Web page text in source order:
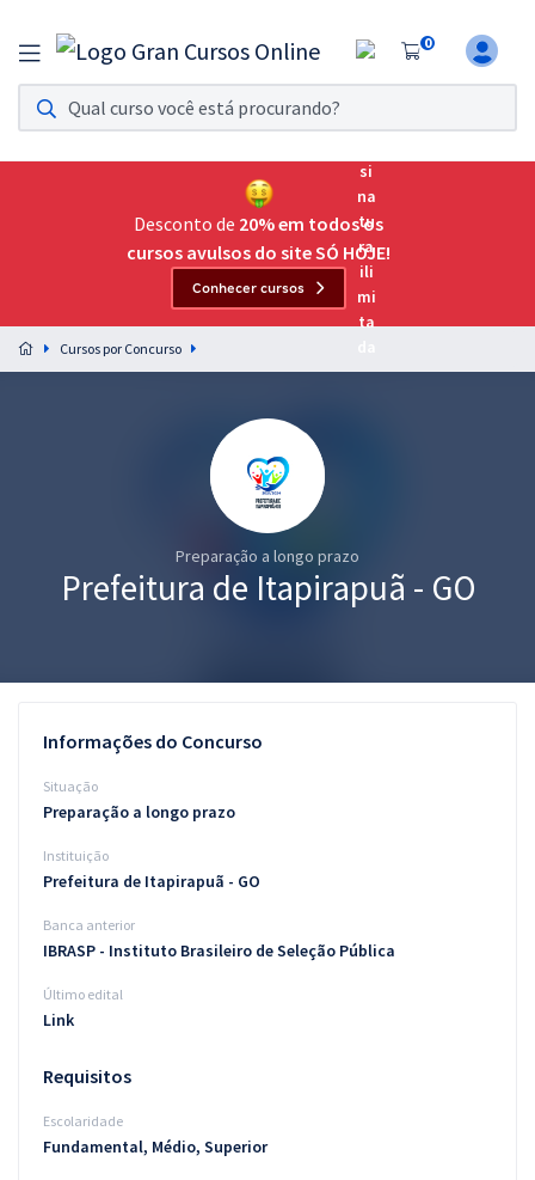
0
Assinatura Ilimitada 11
Acesso a todos os cursos. Teste grátis por 7 dias!
Assinatura OAB Até Passar
Acesso ilimitado a toda preparação para o Exame da
Preparação completa e intensiva para as principais
residências em saúde do Brasil
Graduação
Questões grátis
Blog
Aprovados
Atendimento
Desconto de 20% em todos os
cursos avulsos do site SÓ HOJE!
Conhecer cursos
Cursos por Concurso
Preparação a longo prazo
Prefeitura de Itapirapuã - GO
Informações do Concurso
Situação
Preparação a longo prazo
Instituição
Prefeitura de Itapirapuã - GO
Banca anterior
IBRASP - Instituto Brasileiro de Seleção Pública
Último edital
Link
Requisitos
Escolaridade
Fundamental, Médio, Superior